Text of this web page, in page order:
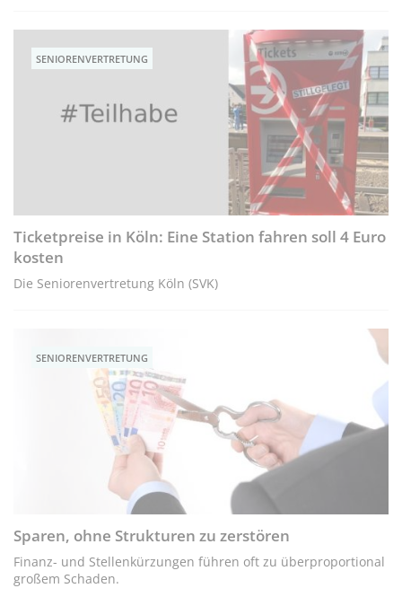
SENIORENVERTRETUNG
Ticketpreise in Köln: Eine Station fahren soll 4 Euro
kosten
Die Seniorenvertretung Köln (SVK)
SENIORENVERTRETUNG
Sparen, ohne Strukturen zu zerstören
Finanz- und Stellenkürzungen führen oft zu überproportional
großem Schaden.